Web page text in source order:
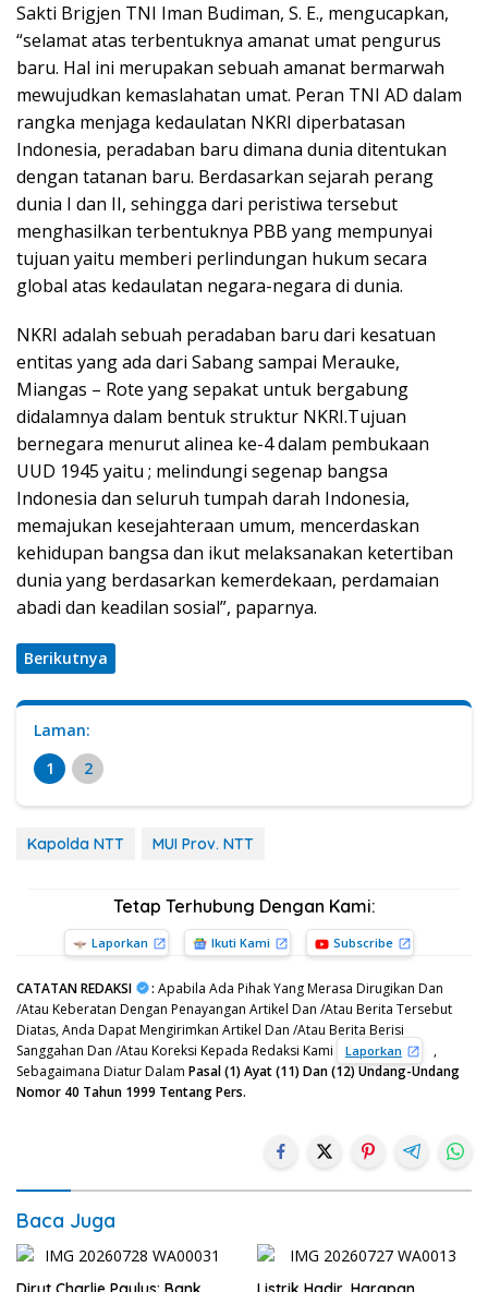
Sakti Brigjen TNI Iman Budiman, S. E., mengucapkan,
“selamat atas terbentuknya amanat umat pengurus
baru. Hal ini merupakan sebuah amanat bermarwah
mewujudkan kemaslahatan umat. Peran TNI AD dalam
rangka menjaga kedaulatan NKRI diperbatasan
Indonesia, peradaban baru dimana dunia ditentukan
dengan tatanan baru. Berdasarkan sejarah perang
dunia I dan II, sehingga dari peristiwa tersebut
menghasilkan terbentuknya PBB yang mempunyai
tujuan yaitu memberi perlindungan hukum secara
global atas kedaulatan negara-negara di dunia.
NKRI adalah sebuah peradaban baru dari kesatuan
entitas yang ada dari Sabang sampai Merauke,
Miangas – Rote yang sepakat untuk bergabung
didalamnya dalam bentuk struktur NKRI.Tujuan
bernegara menurut alinea ke-4 dalam pembukaan
UUD 1945 yaitu ; melindungi segenap bangsa
Indonesia dan seluruh tumpah darah Indonesia,
memajukan kesejahteraan umum, mencerdaskan
kehidupan bangsa dan ikut melaksanakan ketertiban
dunia yang berdasarkan kemerdekaan, perdamaian
abadi dan keadilan sosial”, paparnya.
Berikutnya
Laman:
1
2
Kapolda NTT MUI Prov. NTT
Tetap Terhubung Dengan Kami:
Laporkan Ikuti Kami Subscribe
CATATAN REDAKSI : Apabila Ada Pihak Yang Merasa Dirugikan Dan
/Atau Keberatan Dengan Penayangan Artikel Dan /Atau Berita Tersebut
Diatas, Anda Dapat Mengirimkan Artikel Dan /Atau Berita Berisi
Sanggahan Dan /Atau Koreksi Kepada Redaksi Kami
Laporkan
,
Sebagaimana Diatur Dalam Pasal (1) Ayat (11) Dan (12) Undang-Undang
Nomor 40 Tahun 1999 Tentang Pers.
Baca Juga